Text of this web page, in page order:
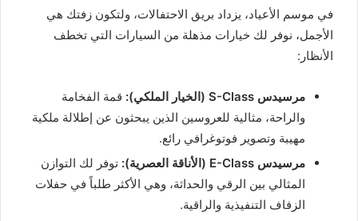
في موسم الأعياد، يزداد بريق الاحتفالات، ولتكون زفتك هي
الأجمل، نوفر لك خيارات مذهلة من السيارات التي تخطف
الأنظار:
مرسيدس S-Class (الخيار الملكي):
قمة الفخامة
والراحة، مثالية للعروسين الذين يبحثون عن إطلالة ملكية
مهيبة وتصوير فوتوغرافي رائع.
مرسيدس E-Class (الأناقة العصرية):
توفر لك التوازن
المثالي بين الرقي والحداثة، وهي الأكثر طلباً في حفلات
الزفاف التنفيذية والراقية.